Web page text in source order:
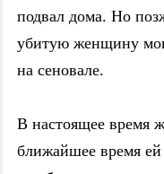
подвал дома. Но
убитую женщину
на сеновале.
В настоящее время
ближайшее время ей